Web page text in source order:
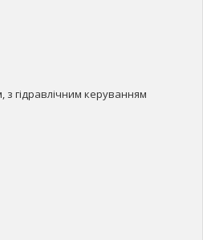
з гідравлічним керуванням